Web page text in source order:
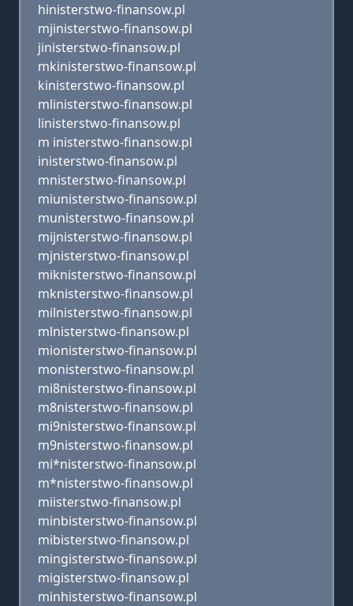
hinisterstwo-finansow.pl
mjinisterstwo-finansow.pl
jinisterstwo-finansow.pl
mkinisterstwo-finansow.pl
kinisterstwo-finansow.pl
mlinisterstwo-finansow.pl
linisterstwo-finansow.pl
m inisterstwo-finansow.pl
inisterstwo-finansow.pl
mnisterstwo-finansow.pl
miunisterstwo-finansow.pl
munisterstwo-finansow.pl
mijnisterstwo-finansow.pl
mjnisterstwo-finansow.pl
miknisterstwo-finansow.pl
mknisterstwo-finansow.pl
milnisterstwo-finansow.pl
mlnisterstwo-finansow.pl
mionisterstwo-finansow.pl
monisterstwo-finansow.pl
mi8nisterstwo-finansow.pl
m8nisterstwo-finansow.pl
mi9nisterstwo-finansow.pl
m9nisterstwo-finansow.pl
mi*nisterstwo-finansow.pl
m*nisterstwo-finansow.pl
miisterstwo-finansow.pl
minbisterstwo-finansow.pl
mibisterstwo-finansow.pl
mingisterstwo-finansow.pl
migisterstwo-finansow.pl
minhisterstwo-finansow.pl